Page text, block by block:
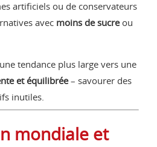
artificiels ou de conservateurs
avec moins de sucreou
tendance plus large vers une
et équilibrée– savourer des
inutiles.
mondiale et